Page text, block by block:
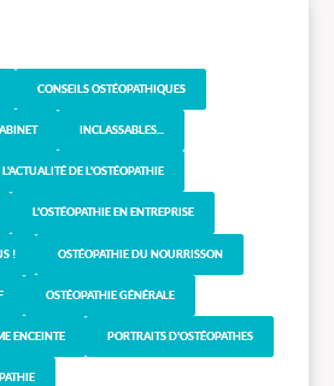
CONSEILS OSTÉOPATHIQUES
INCLASSABLES...
L'ACTUALITÉ DE L'OSTÉOPATHIE
L'OSTÉOPATHIE EN ENTREPRISE
! OSTÉOPATHIE DU NOURRISSON
OSTÉOPATHIE GÉNÉRALE
ENCEINTE PORTRAITS D'OSTÉOPATHES